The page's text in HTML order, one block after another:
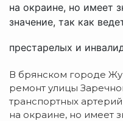
на окраине, но имеет
значение, так как
престарелых и
В брянском городе
ремонт улицы
транспортных
на окраине, но имеет